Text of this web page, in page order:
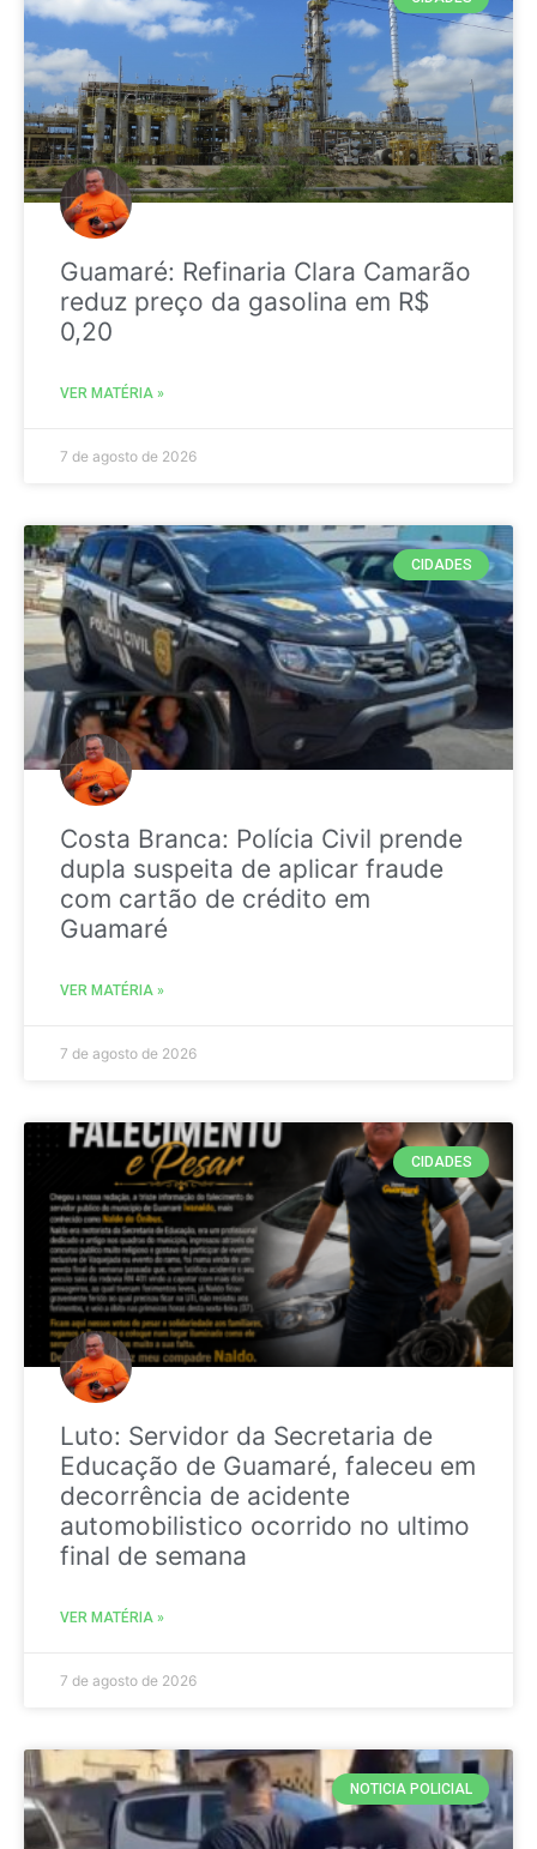
Guamaré: Refinaria Clara Camarão
reduz preço da gasolina em R$
0,20
VER MATÉRIA »
7 de agosto de 2026
CIDADES
Costa Branca: Polícia Civil prende
dupla suspeita de aplicar fraude
com cartão de crédito em
Guamaré
VER MATÉRIA »
7 de agosto de 2026
CIDADES
Luto: Servidor da Secretaria de
Educação de Guamaré, faleceu em
decorrência de acidente
automobilistico ocorrido no ultimo
final de semana
VER MATÉRIA »
7 de agosto de 2026
NOTICIA POLICIAL